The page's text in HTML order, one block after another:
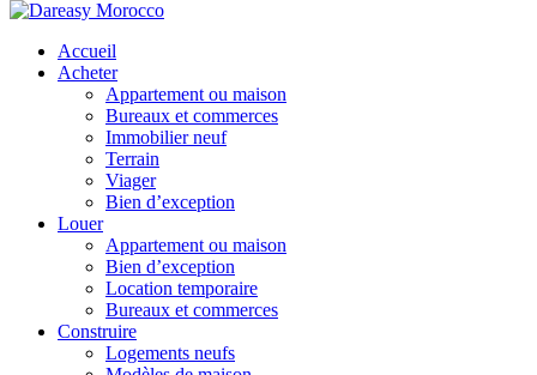
Accueil
Acheter
Appartement ou maison
Bureaux et commerces
Immobilier neuf
Terrain
Viager
Bien d’exception
Louer
Appartement ou maison
Bien d’exception
Location temporaire
Bureaux et commerces
Construire
Logements neufs